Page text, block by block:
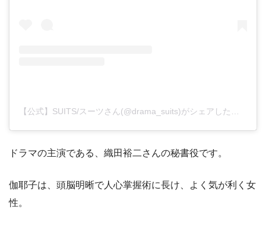
ドラマの主演である、織田裕二さんの秘書役です。
伽耶子は、頭脳明晰で人心掌握術に長け、よく気が利く女
性。